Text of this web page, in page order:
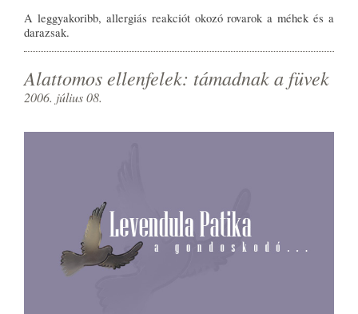
A leggyakoribb, allergiás reakciót okozó rovarok a méhek és a
darazsak.
Alattomos ellenfelek: támadnak a füvek
2006. július 08.